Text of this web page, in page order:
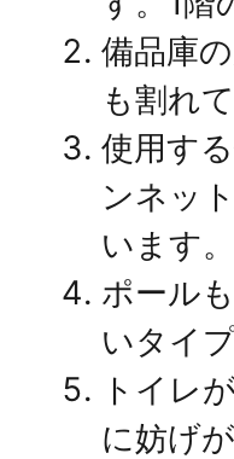
備品庫
も割れ
使用す
ンネッ
います。
ポール
いタイ
トイレ
に妨げ